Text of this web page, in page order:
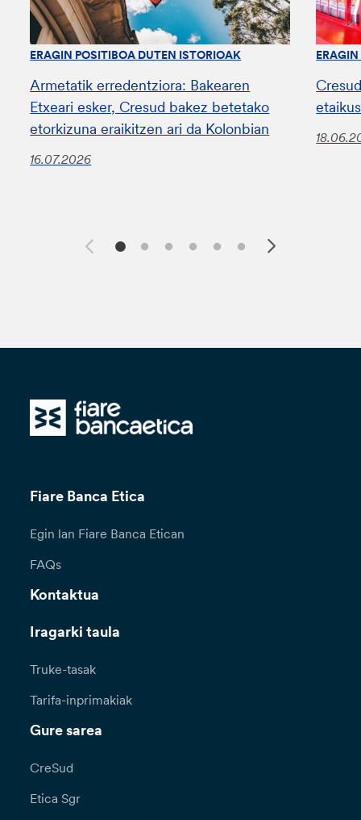
ERAGIN POSITIBOA DUTEN ISTORIOAK
Armetatik erredentziora: Bakearen
Etxeari esker, Cresud bakez betetako
etorkizuna eraikitzen ari da Kolonbian
16.07.2026
Fiare Banca Etica
Egin lan Fiare Banca Etican
FAQs
Kontaktua
Iragarki taula
Truke-tasak
Tarifa-inprimakiak
Gure sarea
CreSud
Etica Sgr